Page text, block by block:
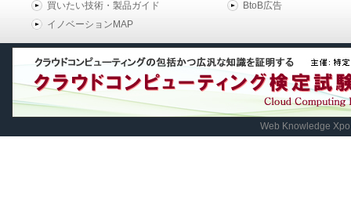
買いたい技術・製品ガイド
イノベーションMAP
BtoB広告
Web Knowledge